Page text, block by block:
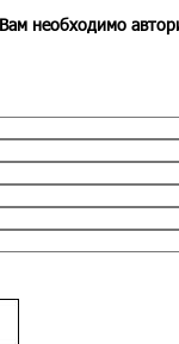
необходимо